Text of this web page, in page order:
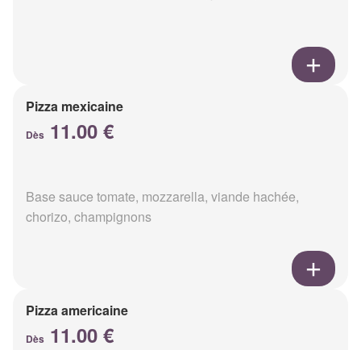
Pizza mexicaine
Dès 11.00 €
Base sauce tomate, mozzarella, viande hachée,
chorizo, champignons
Pizza americaine
Dès 11.00 €